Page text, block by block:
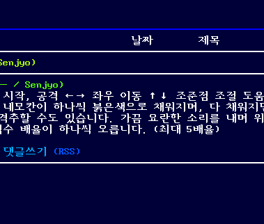
날짜
제목
/ Senjyo)
시작, 공격 ←→ 좌우 이동 ↑↓ 조준점 조절 도움
모칸이 하나씩 붉은색으로 채워지며, 다 채워
추할 수도 있습니다. 가끔 요란한 소리를 내며
배율이 하나씩 오릅니다. (최대 5배율)
댓글쓰기
on
센
(RSS)